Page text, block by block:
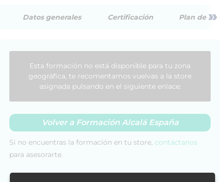
Datos generales Certificación Plan de »
Esta formación no está disponible para tu zona
geográfica, te recomentamos vuelvas a la store
asignada pulsando en el siguiente enlace:
Volver a Formación Alcalá España
Si no encuentras la formación en tu store, contáctanos
para asesorarte.